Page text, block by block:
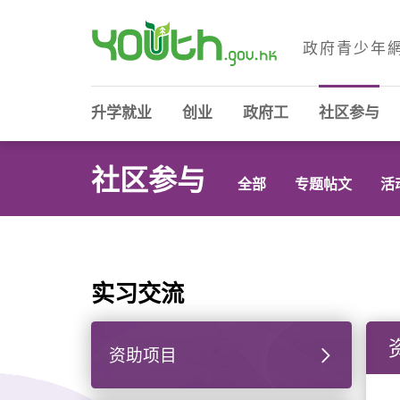
政府青少年
升学就业 创业 政府工 社区参与
社区参与 全部 专题帖文 活
实习交流
资助项目